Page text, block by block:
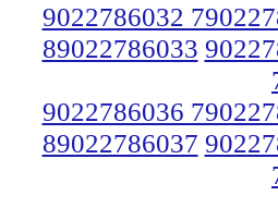
9022786032
89022786033
9022786036
89022786037